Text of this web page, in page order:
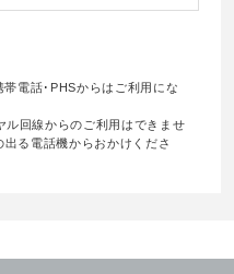
電話･PHSからはご利用にな
回線からのご利用はできませ
る電話機からおかけくださ